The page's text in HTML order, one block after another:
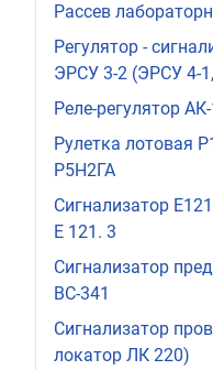
Рассев
Регулятор -
ЭРСУ 3-2 (ЭРСУ 4-
Реле-регулятор АК-
Рулетка лотовая
Р5Н2ГА
Сигнализатор
Е 121. 3
Сигнализатор
ВС-341
Сигнализатор
локатор ЛК 220)